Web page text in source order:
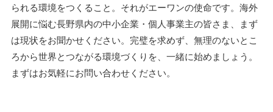
られる環境をつくること。それがエーワンの使命です。海外
展開に悩む長野県内の中小企業・個人事業主の皆さま、まず
は現状をお聞かせください。完璧を求めず、無理のないとこ
ろから世界とつながる環境づくりを、一緒に始めましょう。
まずはお気軽にお問い合わせください。